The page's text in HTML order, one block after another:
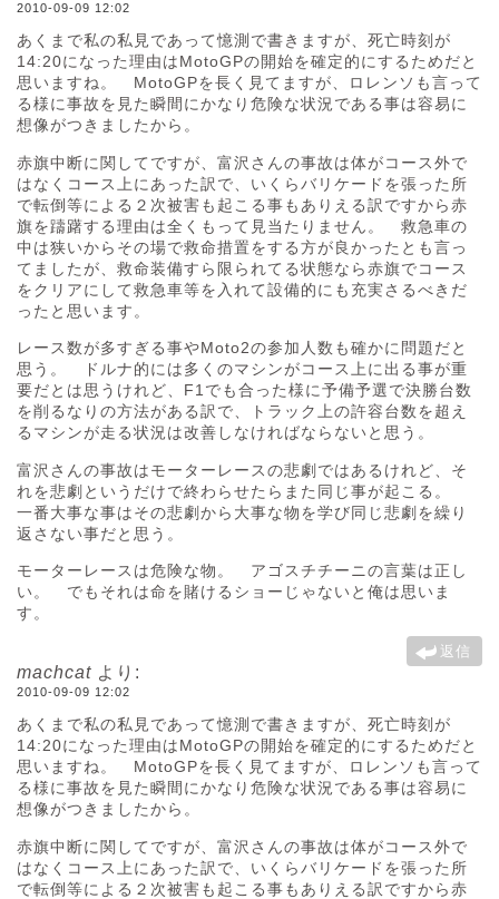
2010-09-09 12:02
あくまで私の私見であって憶測で書きますが、死亡時刻が
14:20になった理由はMotoGPの開始を確定的にするためだと
思いますね。 MotoGPを長く見てますが、ロレンソも言って
る様に事故を見た瞬間にかなり危険な状況である事は容易に
想像がつきましたから。
赤旗中断に関してですが、富沢さんの事故は体がコース外で
はなくコース上にあった訳で、いくらバリケードを張った所
で転倒等による２次被害も起こる事もありえる訳ですから赤
旗を躊躇する理由は全くもって見当たりません。 救急車の
中は狭いからその場で救命措置をする方が良かったとも言っ
てましたが、救命装備すら限られてる状態なら赤旗でコース
をクリアにして救急車等を入れて設備的にも充実さるべきだ
ったと思います。
レース数が多すぎる事やMoto2の参加人数も確かに問題だと
思う。 ドルナ的には多くのマシンがコース上に出る事が重
要だとは思うけれど、F1でも合った様に予備予選で決勝台数
を削るなりの方法がある訳で、トラック上の許容台数を超え
るマシンが走る状況は改善しなければならないと思う。
富沢さんの事故はモーターレースの悲劇ではあるけれど、そ
れを悲劇というだけで終わらせたらまた同じ事が起こる。
一番大事な事はその悲劇から大事な物を学び同じ悲劇を繰り
返さない事だと思う。
モーターレースは危険な物。 アゴスチチーニの言葉は正し
い。 でもそれは命を賭けるショーじゃないと俺は思いま
す。
返信
machcat より:
2010-09-09 12:02
あくまで私の私見であって憶測で書きますが、死亡時刻が
14:20になった理由はMotoGPの開始を確定的にするためだと
思いますね。 MotoGPを長く見てますが、ロレンソも言って
る様に事故を見た瞬間にかなり危険な状況である事は容易に
想像がつきましたから。
赤旗中断に関してですが、富沢さんの事故は体がコース外で
はなくコース上にあった訳で、いくらバリケードを張った所
で転倒等による２次被害も起こる事もありえる訳ですから赤